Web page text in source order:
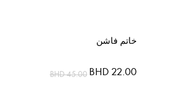
خاتم فاشن
BHD 22.00
BHD 45.00